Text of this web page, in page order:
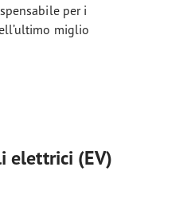
per i
miglio
elettrici (EV)